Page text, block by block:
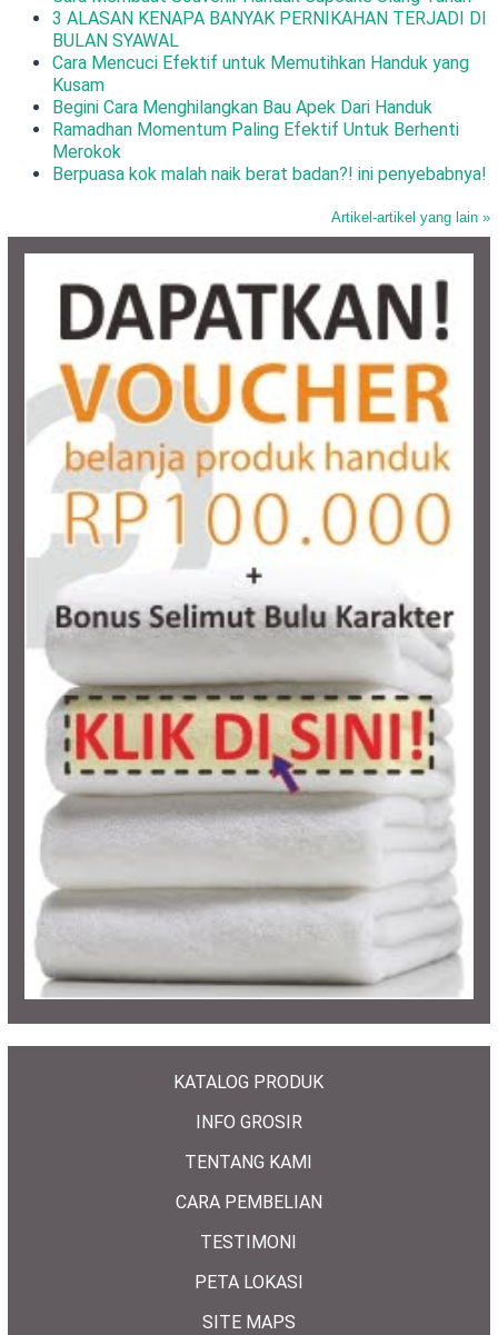
3 ALASAN KENAPA BANYAK PERNIKAHAN TERJADI DI
BULAN SYAWAL
Cara Mencuci Efektif untuk Memutihkan Handuk yang
Kusam
Begini Cara Menghilangkan Bau Apek Dari Handuk
Ramadhan Momentum Paling Efektif Untuk Berhenti
Merokok
Berpuasa kok malah naik berat badan?! ini penyebabnya!
Artikel-artikel yang lain »
KATALOG PRODUK
INFO GROSIR
TENTANG KAMI
CARA PEMBELIAN
TESTIMONI
PETA LOKASI
SITE MAPS